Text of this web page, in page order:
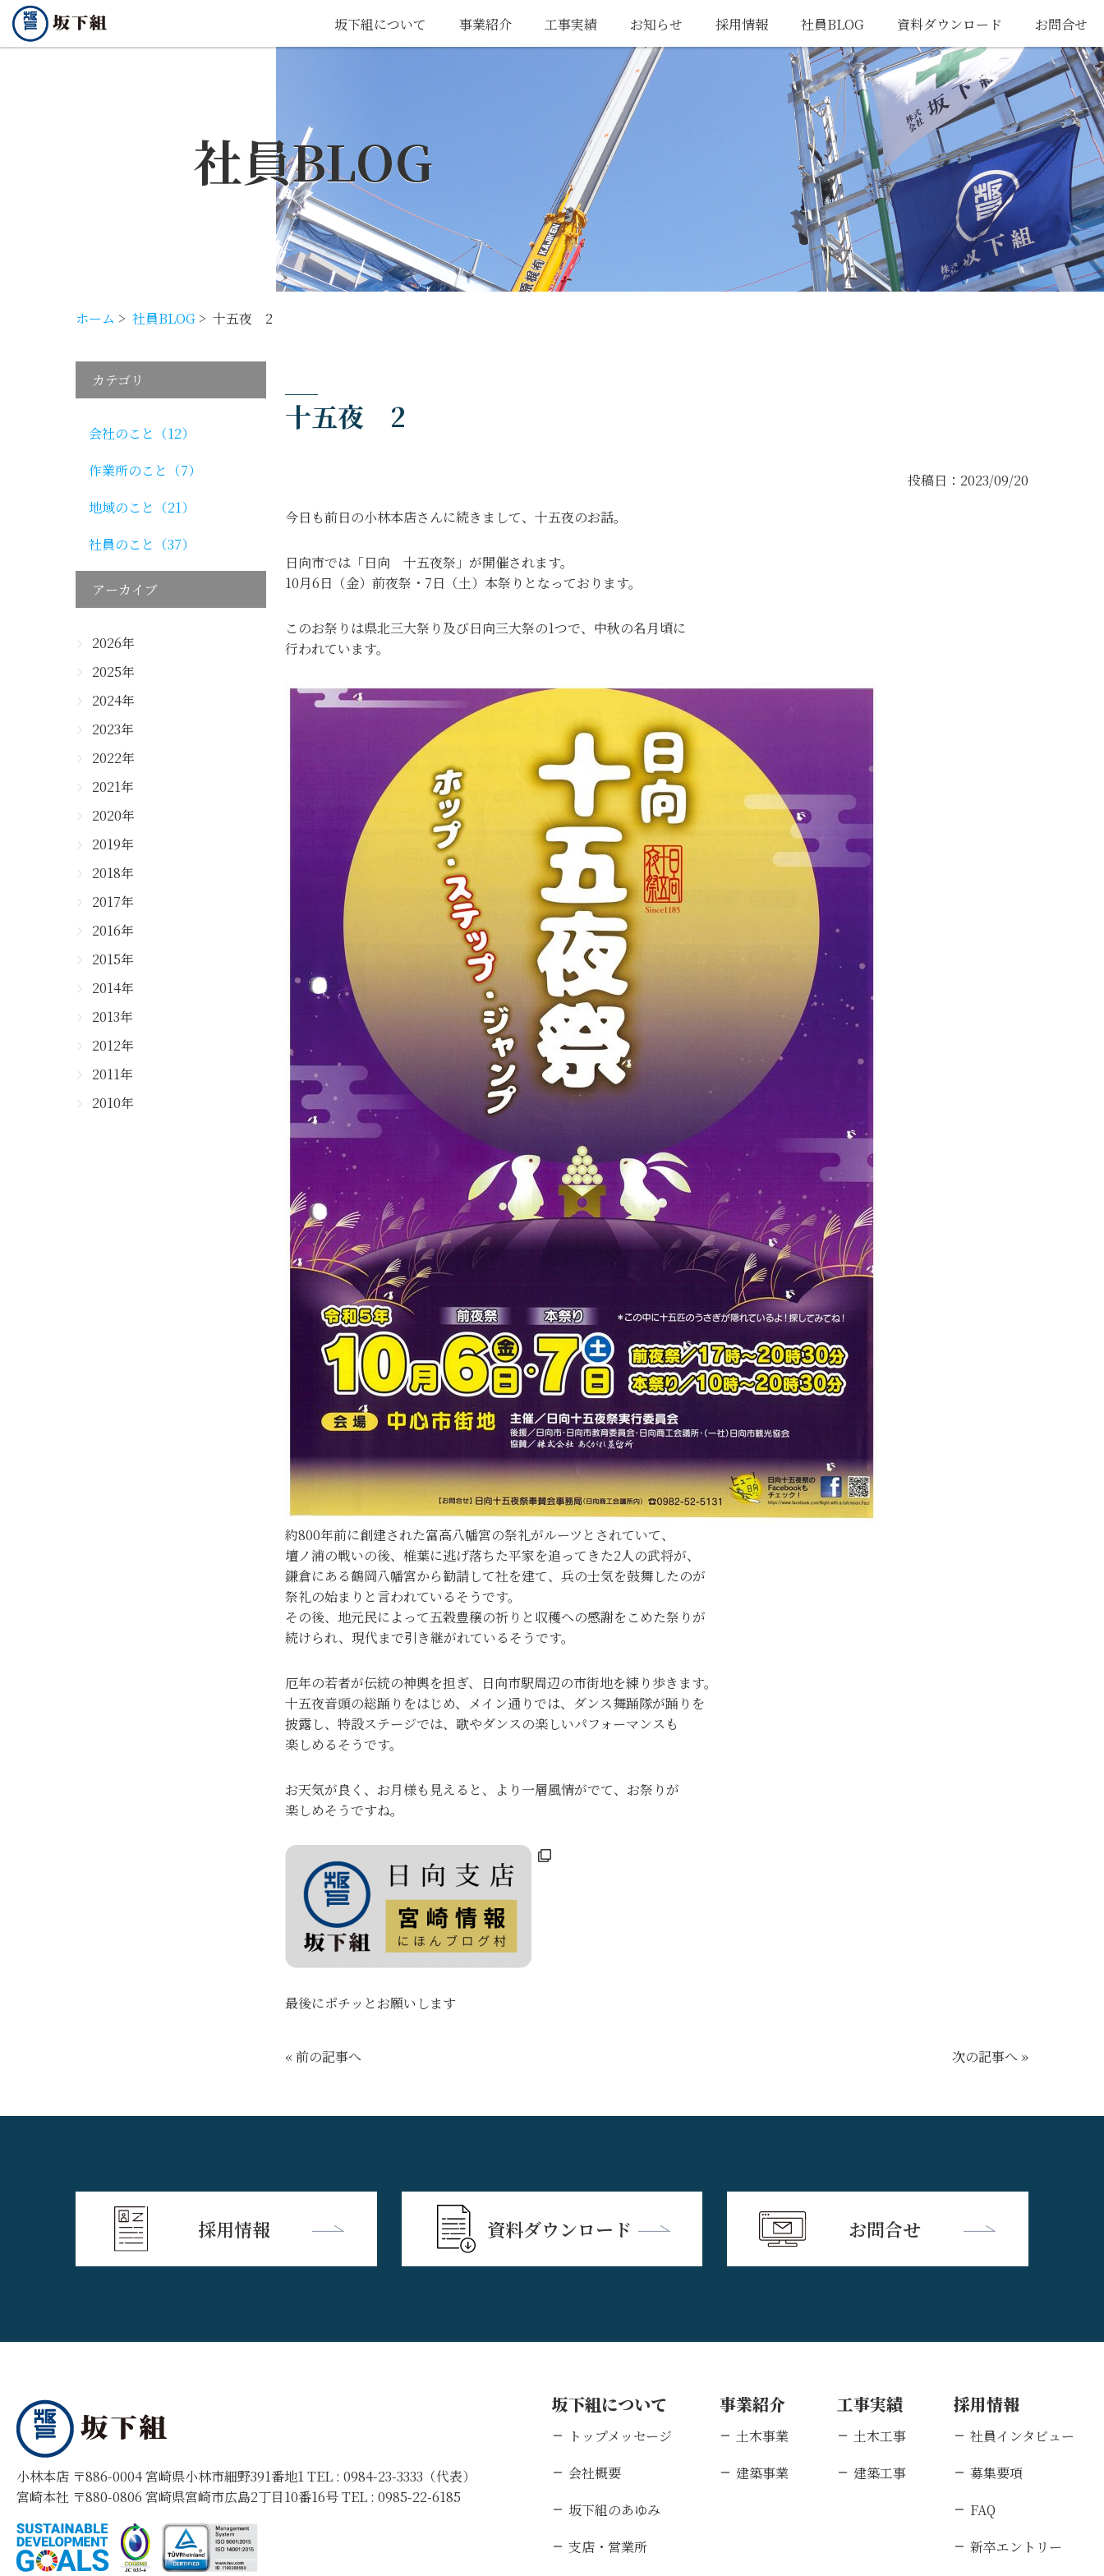
坂下組について 事業紹介 工事実績 お知らせ 採用情報 社員BLOG 資料ダウンロード お問合せ
社員BLOG
ホーム > 社員BLOG > 十五夜 2
十五夜 2
投稿日：2023/09/20
今日も前日の小林本店さんに続きまして、十五夜のお話。
日向市では「日向 十五夜祭」が開催されます。
10月6日（金）前夜祭・7日（土）本祭りとなっております。
このお祭りは県北三大祭り及び日向三大祭の1つで、中秋の名月頃に
行われています。
約800年前に創建された富高八幡宮の祭礼がルーツとされていて、
壇ノ浦の戦いの後、椎葉に逃げ落ちた平家を追ってきた2人の武将が、
鎌倉にある鶴岡八幡宮から勧請して社を建て、兵の士気を鼓舞したのが
祭礼の始まりと言われているそうです。
その後、地元民によって五穀豊穣の祈りと収穫への感謝をこめた祭りが
続けられ、現代まで引き継がれているそうです。
厄年の若者が伝統の神輿を担ぎ、日向市駅周辺の市街地を練り歩きます。
十五夜音頭の総踊りをはじめ、メイン通りでは、ダンス舞踊隊が踊りを
披露し、特設ステージでは、歌やダンスの楽しいパフォーマンスも
楽しめるそうです。
お天気が良く、お月様も見えると、より一層風情がでて、お祭りが
楽しめそうですね。
最後にポチッとお願いします
« 前の記事へ 次の記事へ »
カテゴリ
会社のこと（12）
作業所のこと（7）
地域のこと（21）
社員のこと（37）
アーカイブ
2026年
2025年
2024年
2023年
2022年
2021年
2020年
2019年
2018年
2017年
2016年
2015年
2014年
2013年
2012年
2011年
2010年
採用情報 資料ダウンロード お問合せ
小林本店 〒886-0004 宮崎県小林市細野391番地1 TEL : 0984-23-3333（代表）
宮崎本社 〒880-0806 宮崎県宮崎市広島2丁目10番16号 TEL : 0985-22-6185
坂下組について
トップメッセージ
会社概要
坂下組のあゆみ
支店・営業所
事業紹介
土木事業
建築事業
工事実績
土木工事
建築工事
採用情報
社員インタビュー
募集要項
FAQ
新卒エントリー